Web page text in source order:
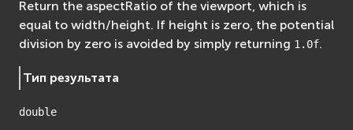
Return the aspectRatio of the viewport, which is
equal to width/height. If height is zero, the potential
division by zero is avoided by simply returning 1.0f.
Тип результата
double